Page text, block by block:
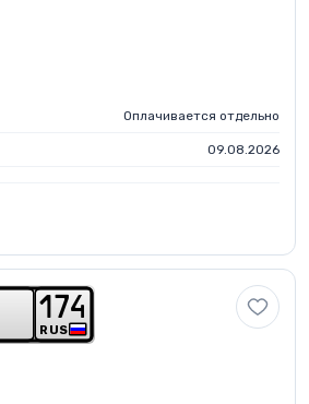
Оплачивается отдельно
09.08.2026
RUS
1 74